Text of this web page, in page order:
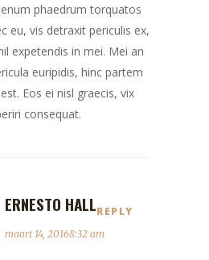
phaedrum torquatos
eu, vis detraxit periculis ex,
expetendis in mei. Mei an
euripidis, hinc partem
Eos ei nisl graecis, vix
consequat.
ERNESTO HALLREPLY
maart 14, 20168:32 am